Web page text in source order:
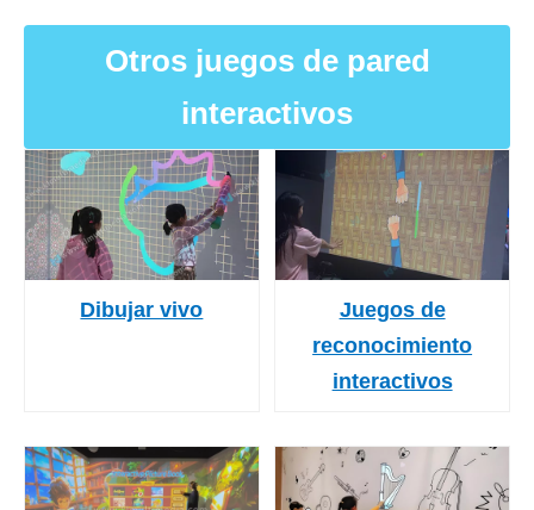
Otros juegos de pared
interactivos
Dibujar vivo
Juegos de
reconocimiento
interactivos